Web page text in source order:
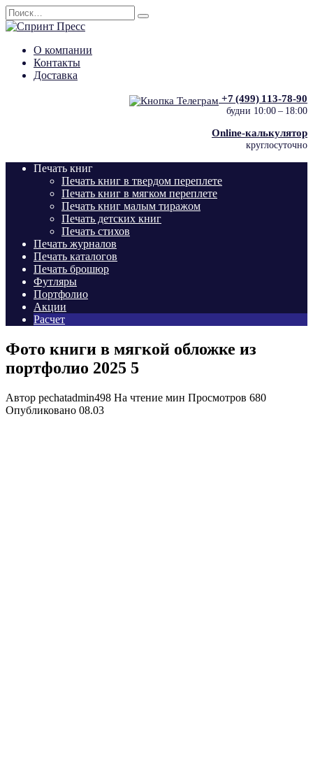
Перейти
к
содержанию
Search
for:
О компании
Контакты
Доставка
+7 (499) 113‑78‑90
будни 10:00 – 18:00
Online-калькулятор
круглосуточно
Печать книг
Печать книг в твердом переплете
Печать книг в мягком переплете
Печать книг малым тиражом
Печать детских книг
Печать стихов
Печать журналов
Печать каталогов
Печать брошюр
Футляры
Портфолио
Акции
Расчет
Фото книги в мягкой обложке из
портфолио 2025 5
Автор pechatadmin498 На чтение мин Просмотров 680
Опубликовано 08.03